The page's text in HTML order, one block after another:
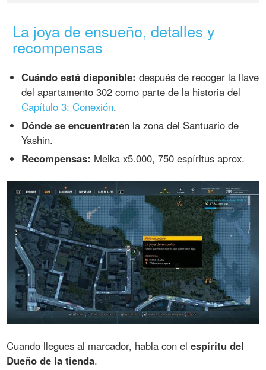
La joya de ensueño, detalles y
recompensas
Cuándo está disponible: después de recoger la llave
del apartamento 302 como parte de la historia del
Capítulo 3: Conexión.
Dónde se encuentra:en la zona del Santuario de
Yashin.
Recompensas: Meika x5.000, 750 espíritus aprox.
Cuando llegues al marcador, habla con elespíritu del
Dueño de la tienda.